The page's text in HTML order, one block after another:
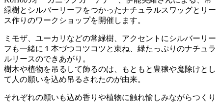
緑樹とシルバーリーフをつかったナチュラルスワッグとリー
ス作りのワークショップを開催します。
ミモザ、ユーカリなどの常緑樹、アクセントにシルバーリー
フも一緒に１本づつコツコツと束ね、緑たっぷりのナチュラ
ルリースのできあがり。
樹木や植物を吊るして飾るのは、もともと豊穣や魔除けとし
て人の願いを込め吊るされたのが由来。
それぞれの願いも込め香りや植物に触れ愉しみながらつくり